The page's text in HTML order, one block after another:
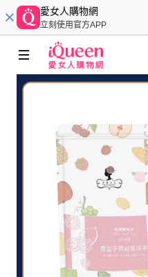
愛女人購物網
立刻使用官方APP